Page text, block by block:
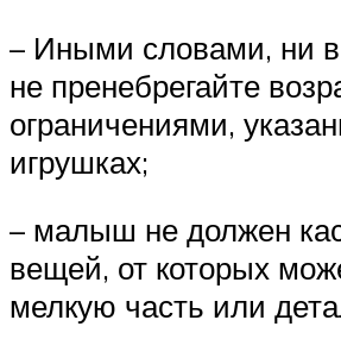
– Иными словами, ни
не пренебрегайте
ограничениями,
игрушках;
– малыш не должен
вещей, от которых
мелкую часть или